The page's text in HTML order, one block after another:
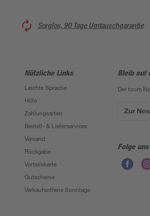
Sorglos, 90 Tage Umtauschgarantie
Nützliche Links
Leichte Sprache
Hilfe
Zahlungsarten
Bestell- & Lieferservices
Versand
Rückgabe
Vorteilskarte
Gutscheine
Verkaufsoffene Sonntage
Bleib auf
Der toom
Zur
Folge uns